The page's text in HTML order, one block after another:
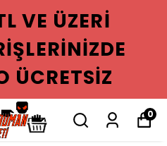
VE ÜZERI
0